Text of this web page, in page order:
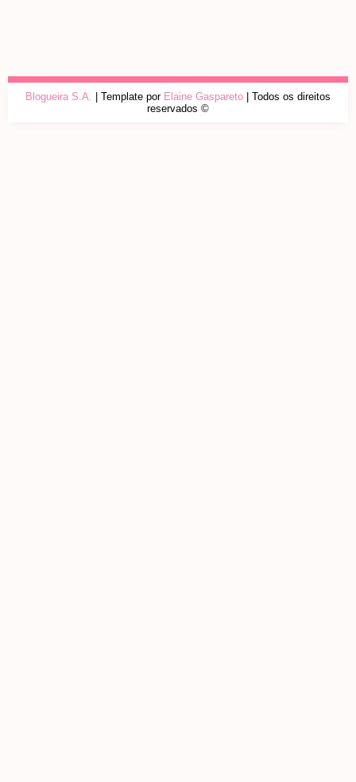
Blogueira S.A. | Template por Elaine Gaspareto | Todos os direitos
reservados ©